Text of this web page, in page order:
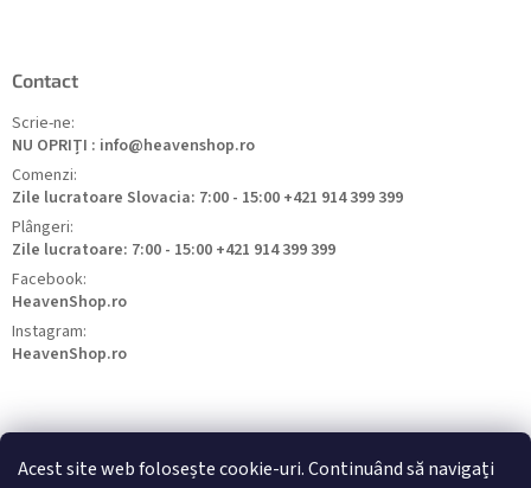
Acest site web folosește cookie-uri. Continuând să navigați
Contact
Scrie-ne:
NU OPRIȚI : info@heavenshop.ro
Comenzi:
Zile lucratoare Slovacia: 7:00 - 15:00 +421 914 399 399
Plângeri:
Zile lucratoare: 7:00 - 15:00 +421 914 399 399
Facebook:
HeavenShop.ro
Instagram:
HeavenShop.ro